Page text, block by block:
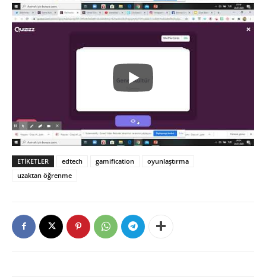
ETIKETLER edtech gamification
oyunlaştırma
uzaktan öğrenme